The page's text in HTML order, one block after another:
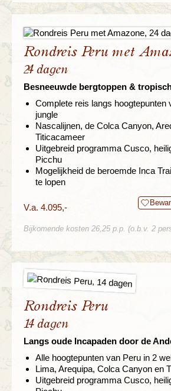
Rondreis Peru met
24 dagen
Besneeuwde bergtoppen &
Complete reis langs hoogtepunten
jungle
Nascalijnen, de Colca Canyon,
Titicacameer
Uitgebreid programma Cusco,
Picchu
Mogelijkheid de beroemde Inca
te lopen
V.a. 4.095,-
Bijkomende kosten 26,25 p.p. (o.b.v. 2
Rondreis Peru
14 dagen
Langs oude Incapaden door de
Alle hoogtepunten van Peru in 2
Lima, Arequipa, Colca Canyon en
Uitgebreid programma Cusco,